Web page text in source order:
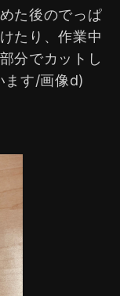
た後のでっぱ
たり、作業中
分でカットし
ます/画像d)